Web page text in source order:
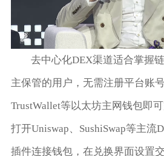
去中心化DEX渠道适合掌握
主保管的用户，无需注册平台账
TrustWallet等以太坊主网钱包即
打开Uniswap、SushiSwap等主流
插件连接钱包，在兑换界面设置